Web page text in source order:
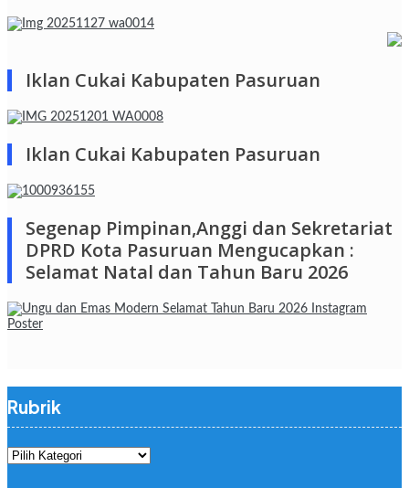
Iklan Cukai Kabupaten Pasuruan
Iklan Cukai Kabupaten Pasuruan
Segenap Pimpinan,Anggi dan Sekretariat
DPRD Kota Pasuruan Mengucapkan :
Selamat Natal dan Tahun Baru 2026
Rubrik
Rubrik